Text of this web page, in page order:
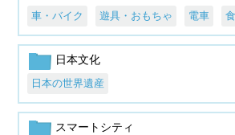
車・バイク 遊具・おもちゃ 電車
日本文化
日本の世界遺産
スマートシティ